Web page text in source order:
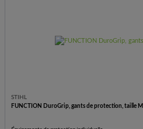
STIHL
FUNCTION DuroGrip, gants de protection, taille M